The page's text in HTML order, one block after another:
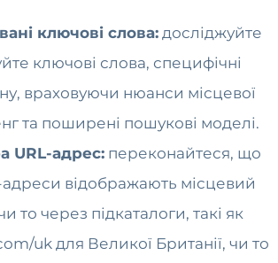
ключові слова: досліджуйте
ключові слова, специфічні
враховуючи нюанси місцевої
та поширені пошукові моделі.
URL-адрес: переконайтеся, що
адреси відображають місцевий
то через підкаталоги, такі як
uk для Великої Британії, чи то